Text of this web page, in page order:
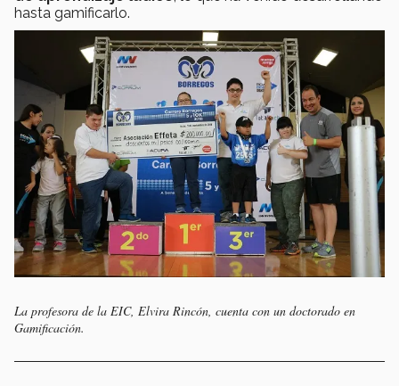
hasta gamificarlo.
La profesora de la EIC, Elvira Rincón, cuenta con un doctorado en
Gamificación.